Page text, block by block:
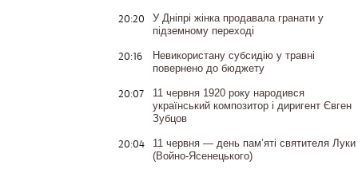
20:20
У Дніпрі жінка продавала гранати у
підземному переході
20:16
Невикористану субсидію у травні
повернено до бюджету
20:07
11 червня 1920 року народився
український композитор і диригент Євген
Зубцов
20:04
11 червня — день пам’яті святителя Луки
(Войно-Ясенецького)